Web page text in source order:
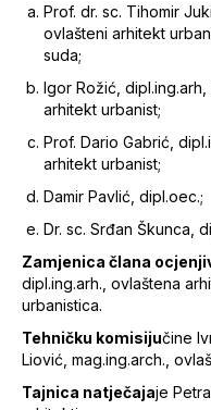
Prof. dr. sc. Tihomir
ovlašteni arhitekt
suda;
Igor Rožić,
arhitekt urbanist;
Prof. Dario Gabrić,
arhitekt urbanist;
Damir Pavlić, dipl.oec.;
Dr. sc. Srđan Škunca,
Zamjenica člana
dipl.ing.arh., ovlaštena
urbanistica.
Tehničku komisijučine
Liović, mag.ing.arch.,
Tajnica natječajaje